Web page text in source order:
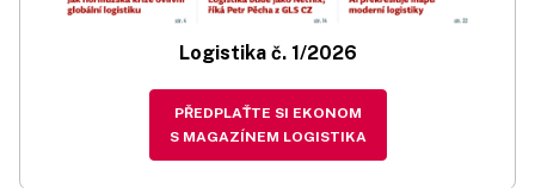
Logistika č. 1/2026
PŘEDPLAŤTE SI EKONOM
S MAGAZÍNEM LOGISTIKA